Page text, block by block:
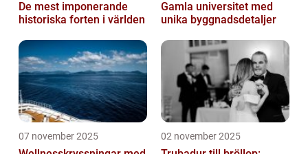
De mest imponerande
historiska forten i världen
Gamla universitet med
unika byggnadsdetaljer
07 november 2025 02 november 2025